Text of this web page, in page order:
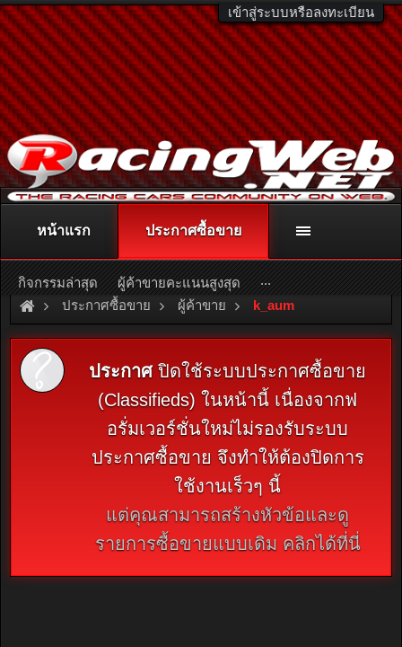
เข้าสู่ระบบหรือลงทะเบียน
ติดต่อลงโฆษณา racingweb@gmail.com
หรือโทร. 081-811-1138
หรืออ่านรายละเอียดเพิ่มเติม คลิกที่นี่
ประกาศซื้อขาย ผู้ค้าขาย k_aum
ประกาศปิดใช้ระบบประกาศซื้อขาย
(Classifieds) ในหน้านี้ เนื่องจากฟ
อรั่มเวอร์ชั่นใหม่ไม่รองรับระบบ
ประกาศซื้อขาย จึงทำให้ต้องปิดการ
ใช้งานเร็วๆ นี้
แต่คุณสามารถสร้างหัวข้อและดู
รายการซื้อขายแบบเดิม คลิกได้ที่นี่
หน้าแรก ประกาศซื้อขาย
กิจกรรมล่าสุด ผู้ค้าขายคะแนนสูงสุด ...